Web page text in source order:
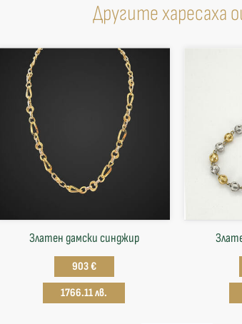
Другите харесаха
Златен дамски синджир
903 €
1766.11 лв.